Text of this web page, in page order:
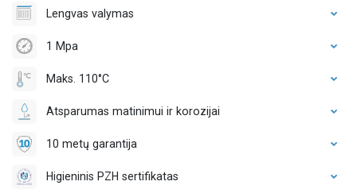
Lengvas valymas
1 Mpa
Maks. 110°C
Atsparumas matinimui ir korozijai
10 metų garantija
Higieninis PZH sertifikatas